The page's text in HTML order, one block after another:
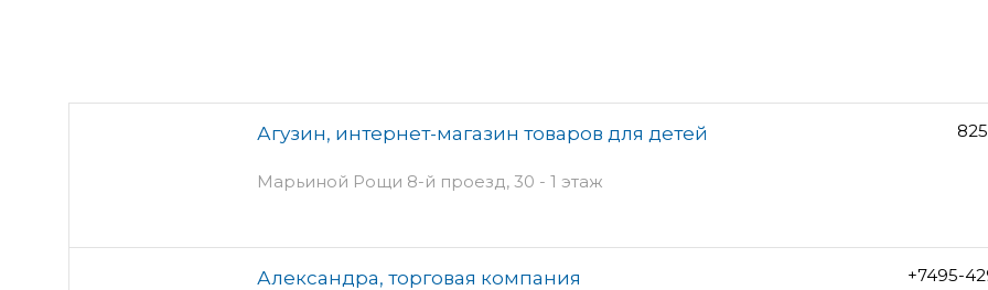
Агузин, интернет-магазин товаров для детей
Марьиной Рощи 8-й проезд, 30 - 1 этаж
Александра, торговая компания +7495-